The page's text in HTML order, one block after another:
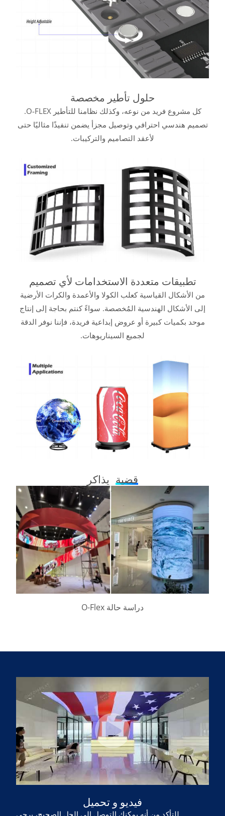
حلول تأطير مخصصة
كل مشروع فريد من نوعه، وكذلك نظامنا للتأطير O-FLEX.
تصميم هندسي احترافي وتوصيل مجزأ يضمن تنفيذًا مثاليًا حتى
لأعقد التصاميم والتركيبات.
تطبيقات متعددة الاستخدامات لأي تصميم
من الأشكال القياسية كعلب الكولا والأعمدة والكرات الأرضية
إلى الأشكال الهندسية المُخصصة. سواءً كنتم بحاجة إلى إنتاج
موحد بكميات كبيرة أو عروض إبداعية فريدة، فإننا نوفر الدقة
لجميع السيناريوهات.
قضية يذاكر
دراسة حالة O-Flex
فيديو و تحميل